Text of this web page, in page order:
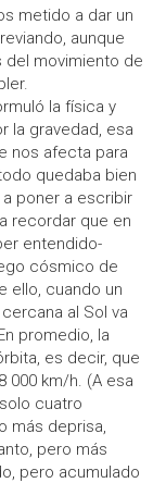
metido a dar un
aunque
del movimiento de
la física y
la gravedad, esa
nos afecta para
quedaba bien
poner a escribir
recordar que en
entendido-
cósmico de
ello, cuando un
al Sol va
promedio, la
es decir, que
000 km/h. (A esa
cuatro
más deprisa,
pero más
pero acumulado